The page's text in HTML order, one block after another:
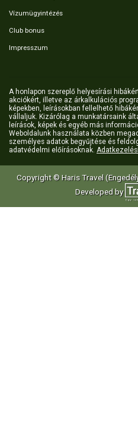
Vízumügyintézés
Club bonus
Impresszum
A honlapon szereplő helyesírási
akciókért, illetve az árkalkulációs
képekben, leírásokban fellelhető
vállaljuk. Kizárólag a munkatársaink
leírások, képek és egyéb más
Weboldalunk használata közben
személyes adatok begyűjtése és
adatvédelmi előírásoknak.
Copyright © Haris Travel
Developed by